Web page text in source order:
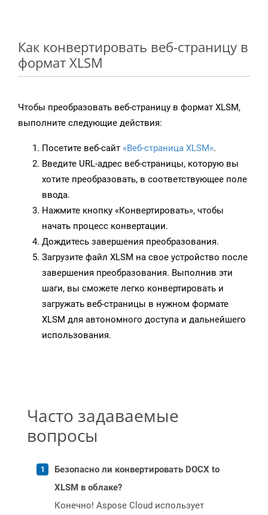
Как конвертировать веб-страницу в
формат XLSM
Чтобы преобразовать веб-страницу в формат XLSM,
выполните следующие действия:
Посетите веб-сайт «Веб-страница XLSM».
Введите URL-адрес веб-страницы, которую вы
хотите преобразовать, в соответствующее поле
ввода.
Нажмите кнопку «Конвертировать», чтобы
начать процесс конвертации.
Дождитесь завершения преобразования.
Загрузите файл XLSM на свое устройство после
завершения преобразования. Выполнив эти
шаги, вы сможете легко конвертировать и
загружать веб-страницы в нужном формате
XLSM для автономного доступа и дальнейшего
использования.
Часто задаваемые
вопросы
Безопасно ли конвертировать DOCX to
XLSM в облаке?
Конечно! Aspose Cloud использует